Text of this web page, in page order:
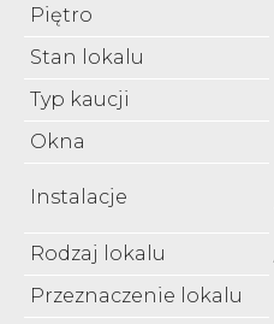
Piętro
Stan lokalu
Typ kaucji
Okna
Instalacje
Rodzaj lokalu
Przeznaczenie lokalu